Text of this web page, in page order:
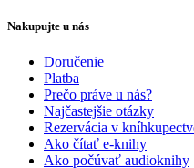
Nakupujte u nás
Doručenie
Platba
Prečo práve u nás?
Najčastejšie otázky
Rezervácia v
Ako čítať e-knihy
Ako počúvať audioknihy